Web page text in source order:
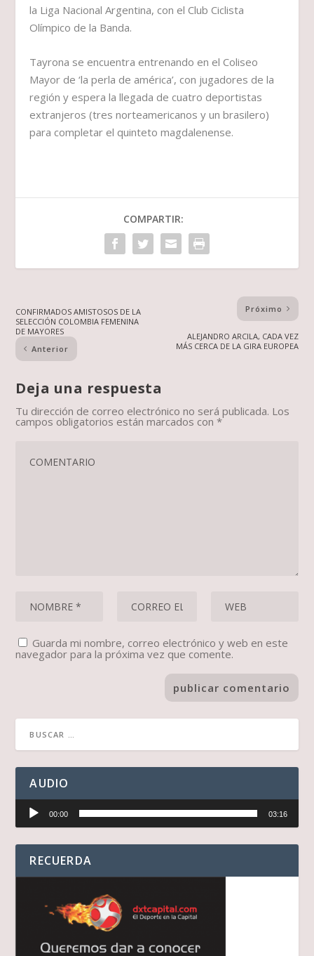
la Liga Nacional Argentina, con el Club Ciclista
Olímpico de la Banda.
Tayrona se encuentra entrenando en el Coliseo
Mayor de ‘la perla de américa’, con jugadores de la
región y espera la llegada de cuatro deportistas
extranjeros (tres norteamericanos y un brasilero)
para completar el quinteto magdalenense.
COMPARTIR:
CONFIRMADOS AMISTOSOS DE LA
SELECCIÓN COLOMBIA FEMENINA
DE MAYORES
Anterior
Próximo
ALEJANDRO ARCILA, CADA VEZ
MÁS CERCA DE LA GIRA EUROPEA
Deja una respuesta
Tu dirección de correo electrónico no será publicada. Los
campos obligatorios están marcados con*
Guarda mi nombre, correo electrónico y web en este
navegador para la próxima vez que comente.
AUDIO
audio
00:00 03:16
RECUERDA